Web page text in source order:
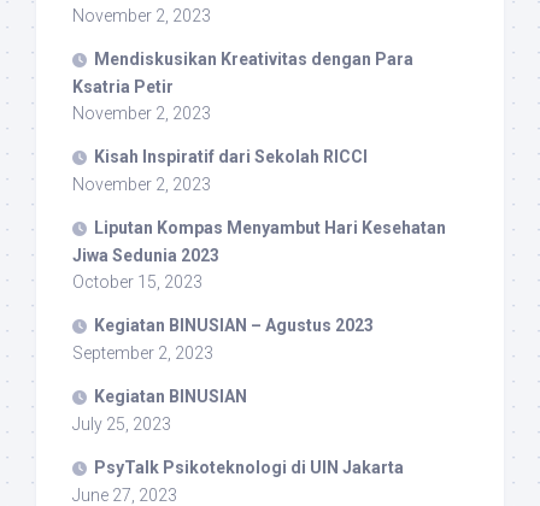
November 2, 2023
Mendiskusikan Kreativitas dengan Para
Ksatria Petir
November 2, 2023
Kisah Inspiratif dari Sekolah RICCI
November 2, 2023
Liputan Kompas Menyambut Hari Kesehatan
Jiwa Sedunia 2023
October 15, 2023
Kegiatan BINUSIAN – Agustus 2023
September 2, 2023
Kegiatan BINUSIAN
July 25, 2023
PsyTalk Psikoteknologi di UIN Jakarta
June 27, 2023